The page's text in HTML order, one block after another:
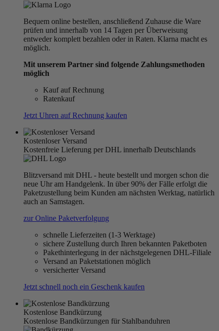
Bequem online bestellen, anschließend Zuhause die Ware
prüfen und innerhalb von 14 Tagen per Überweisung
entweder komplett bezahlen oder in Raten. Klarna macht es
möglich.
Mit unserem Partner sind folgende Zahlungsmethoden
möglich
Kauf auf Rechnung
Ratenkauf
Jetzt Uhren auf Rechnung kaufen
Kostenloser Versand
Kostenfreie Lieferung per DHL innerhalb Deutschlands
Blitzversand mit DHL - heute bestellt und morgen schon die
neue Uhr am Handgelenk. In über 90% der Fälle erfolgt die
Paketzustellung beim Kunden am nächsten Werktag, natürlich
auch an Samstagen.
zur Online Paketverfolgung
schnelle Lieferzeiten (1-3 Werktage)
sichere Zustellung durch Ihren bekannten Paketboten
Pakethinterlegung in der nächstgelegenen DHL-Filiale
Versand an Paketstationen möglich
versicherter Versand
Jetzt schnell noch ein Geschenk kaufen
Kostenlose Bandkürzung
Kostenlose Bandkürzungen für Stahlbanduhren